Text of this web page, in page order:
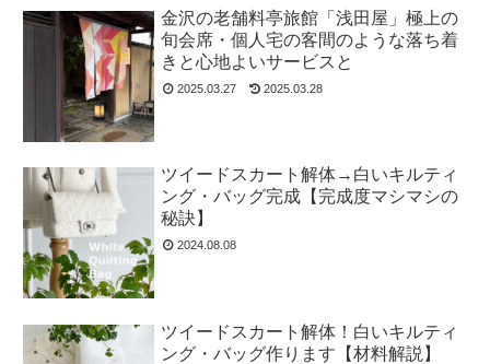
金沢の老舗料亭旅館「浅田屋」極上の
旬会席・個人宅の客間のような落ち着
きと心地よいサービスと
2025.03.27 2025.03.28
ツイードスカート解体→白いキルティ
ング・バッグ完成【完成度マシマシの
秘訣】
2024.08.08
ツイードスカート解体！白いキルティ
ング・バッグ作ります【材料解説】